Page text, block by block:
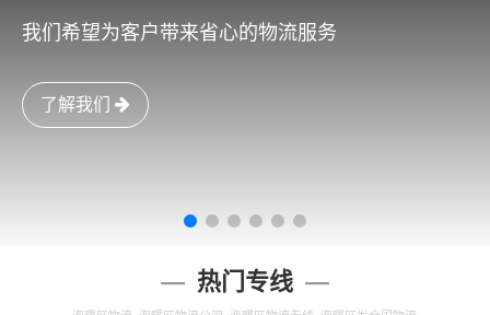
我们希望为客户带来省心的物流服务
了解我们
热门专线